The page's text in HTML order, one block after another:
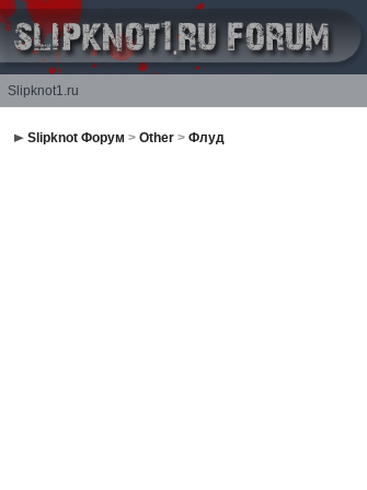
Slipknot1.ru
Slipknot Форум >Other >Флуд